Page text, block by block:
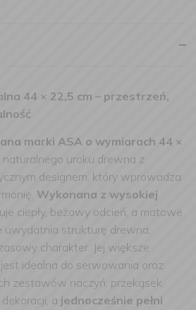
44 × 22,5 cm – przestrzeń,
marki ASA o wymiarach 44 ×
naturalnego uroku drewna z
designem, który wprowadza
Wykonana z wysokiej
ciepły, beżowy odcień, a matowe
uwydatnia strukturę drewna,
charakter. Jej większe
idealna do serwowania oraz
zestawów naczyń, przekąsek,
a jednocześnie pełni